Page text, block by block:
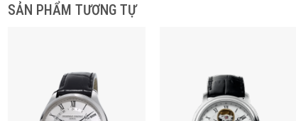
SẢN PHẨM TƯƠNG TỰ